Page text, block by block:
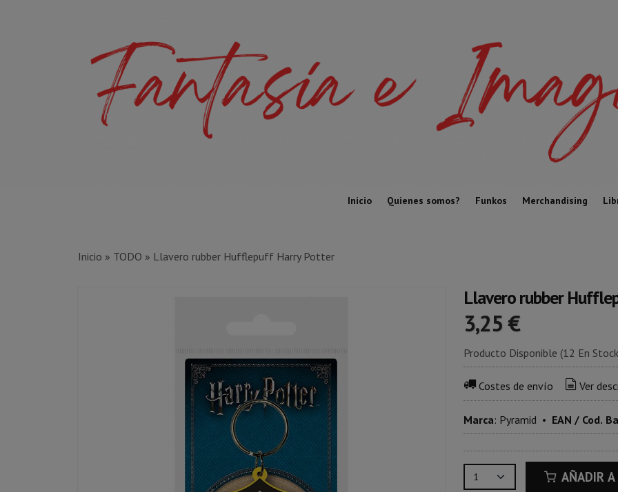
Inicio Quienes somos? Funkos Merchandising
Inicio » TODO » Llavero rubber Hufflepuff Harry Potter
Llavero rubber
3,25 €
Producto Disponible (12 En
Costes de envío Ver
Marca: Pyramid • EAN / Cod.
AÑADIR A